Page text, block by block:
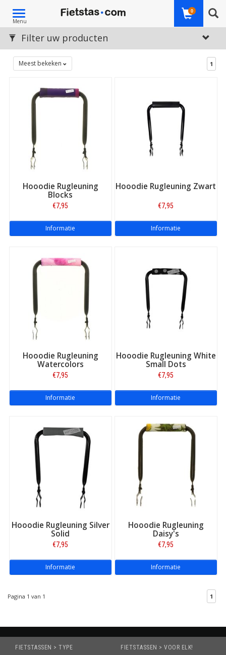
Toggle
navigation
Menu
0
Filter uw producten
Meest bekeken 1
Hooodie Rugleuning
Blocks
€7,95
Informatie
Hooodie Rugleuning Zwart
€7,95
Informatie
Hooodie Rugleuning
Watercolors
€7,95
Informatie
Hooodie Rugleuning White
Small Dots
€7,95
Informatie
Hooodie Rugleuning Silver
Solid
€7,95
Informatie
Hooodie Rugleuning
Daisy's
€7,95
Informatie
Pagina 1 van 1 1
FIETSTASSEN > TYPE FIETSTASSEN > VOOR ELK!